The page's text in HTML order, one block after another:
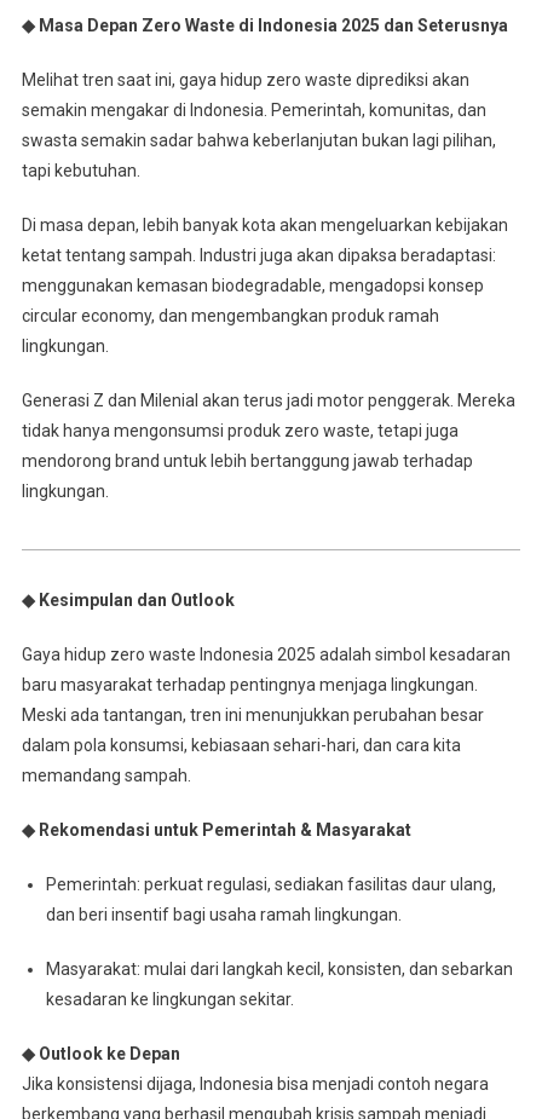
◆ Masa Depan Zero Waste di Indonesia 2025 dan Seterusnya
Melihat tren saat ini, gaya hidup zero waste diprediksi akan
semakin mengakar di Indonesia. Pemerintah, komunitas, dan
swasta semakin sadar bahwa keberlanjutan bukan lagi pilihan,
tapi kebutuhan.
Di masa depan, lebih banyak kota akan mengeluarkan kebijakan
ketat tentang sampah. Industri juga akan dipaksa beradaptasi:
menggunakan kemasan biodegradable, mengadopsi konsep
circular economy, dan mengembangkan produk ramah
lingkungan.
Generasi Z dan Milenial akan terus jadi motor penggerak. Mereka
tidak hanya mengonsumsi produk zero waste, tetapi juga
mendorong brand untuk lebih bertanggung jawab terhadap
lingkungan.
◆ Kesimpulan dan Outlook
Gaya hidup zero waste Indonesia 2025 adalah simbol kesadaran
baru masyarakat terhadap pentingnya menjaga lingkungan.
Meski ada tantangan, tren ini menunjukkan perubahan besar
dalam pola konsumsi, kebiasaan sehari-hari, dan cara kita
memandang sampah.
◆ Rekomendasi untuk Pemerintah & Masyarakat
Pemerintah: perkuat regulasi, sediakan fasilitas daur ulang,
dan beri insentif bagi usaha ramah lingkungan.
Masyarakat: mulai dari langkah kecil, konsisten, dan sebarkan
kesadaran ke lingkungan sekitar.
◆ Outlook ke Depan
Jika konsistensi dijaga, Indonesia bisa menjadi contoh negara
berkembang yang berhasil mengubah krisis sampah menjadi